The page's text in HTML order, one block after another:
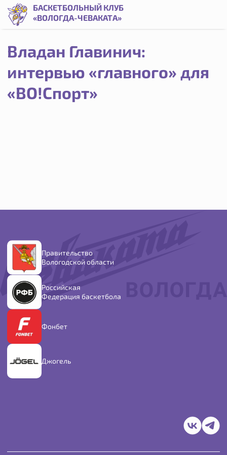
БАСКЕТБОЛЬНЫЙ КЛУБ
«ВОЛОГДА-ЧЕВАКАТА»
Владан Главинич:
интервью «главного» для
«ВО!Спорт»
Правительство
Вологодской области
Российская
Федерация баскетбола
Фонбет
Джогель
Владан Главинич: интервью “главного” для “ВО!Спорт” |